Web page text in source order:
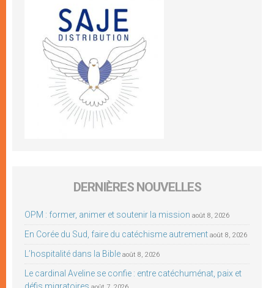
DERNIÈRES NOUVELLES
OPM : former, animer et soutenir la mission août 8, 2026
En Corée du Sud, faire du catéchisme autrement août 8, 2026
L’hospitalité dans la Bible août 8, 2026
Le cardinal Aveline se confie : entre catéchuménat, paix et
défis migratoires